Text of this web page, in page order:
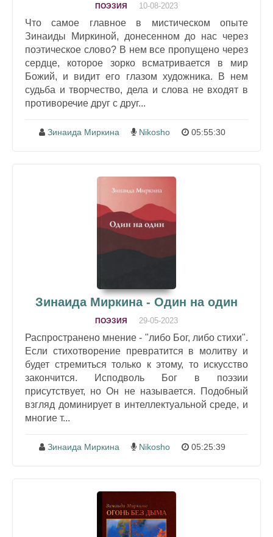
ПОЭЗИЯ 10-08-2023
Что самое главное в мистическом опыте
Зинаиды Миркиной, донесенном до нас через
поэтическое слово? В нем все пропущено через
сердце, которое зорко всматривается в мир
Божий, и видит его глазом художника. В нем
судьба и творчество, дела и слова не входят в
противоречие друг с друг...
Зинаида Миркина Nikosho 05:55:30
Зинаида Миркина - Один на один
ПОЭЗИЯ 29-05-2023
Распространено мнение - "либо Бог, либо стихи".
Если стихотворение превратится в молитву и
будет стремиться только к этому, то искусство
закончится. Исподволь Бог в поэзии
присутствует, но Он не называется. Подобный
взгляд доминирует в интеллектуальной среде, и
многие т...
Зинаида Миркина Nikosho 05:25:39